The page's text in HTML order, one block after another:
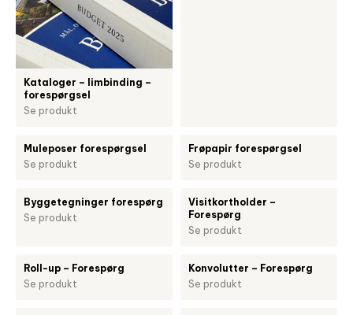
Kataloger – limbinding –
forespørgsel
Se produkt
Muleposer forespørgsel
Se produkt
Frøpapir forespørgsel
Se produkt
Byggetegninger forespørg
Se produkt
Visitkortholder –
Forespørg
Se produkt
Roll-up – Forespørg
Se produkt
Konvolutter – Forespørg
Se produkt